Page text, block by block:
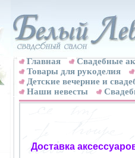
Главная
Свадебные
Товары для рукоделия
Детские вечерние и
Наши невесты
Доставка